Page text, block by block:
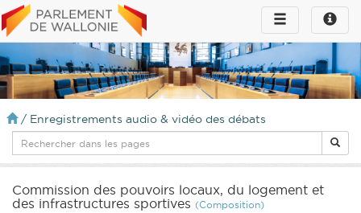
Toggle
infos
Toggle
navigation
/ Enregistrements audio & vidéo des débats
Commission des pouvoirs locaux, du logement et
des infrastructures sportives (Composition)